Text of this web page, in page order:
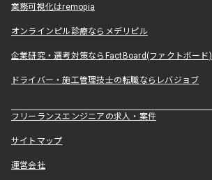
業務可視化はremopia
オンラインピル診療ならメデリピル
企業研究・選考対策ならFactBoard(ファクトボード)
ドライバー・施工管理技士の転職ならレバジョブ
フリーランスエンジニアの求人・案件
サイトマップ
運営会社